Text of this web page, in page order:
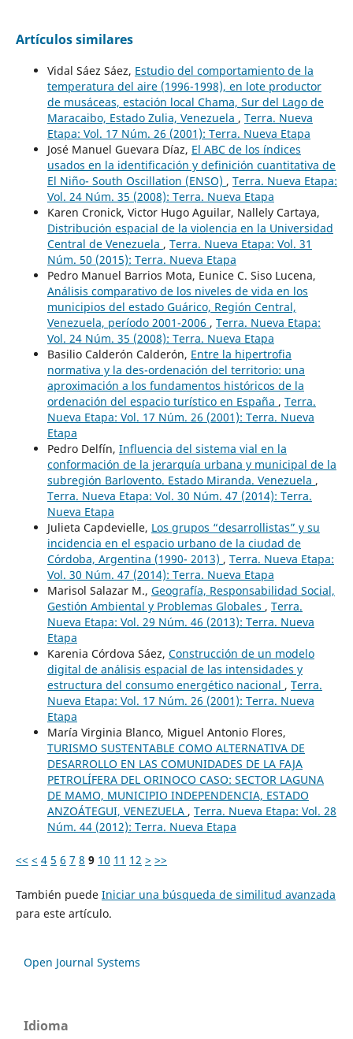
Artículos similares
Vidal Sáez Sáez, Estudio del comportamiento de la
temperatura del aire (1996-1998), en lote productor
de musáceas, estación local Chama, Sur del Lago de
Maracaibo, Estado Zulia, Venezuela , Terra. Nueva
Etapa: Vol. 17 Núm. 26 (2001): Terra. Nueva Etapa
José Manuel Guevara Díaz, El ABC de los índices
usados en la identificación y definición cuantitativa de
El Niño- South Oscillation (ENSO) , Terra. Nueva Etapa:
Vol. 24 Núm. 35 (2008): Terra. Nueva Etapa
Karen Cronick, Victor Hugo Aguilar, Nallely Cartaya,
Distribución espacial de la violencia en la Universidad
Central de Venezuela , Terra. Nueva Etapa: Vol. 31
Núm. 50 (2015): Terra. Nueva Etapa
Pedro Manuel Barrios Mota, Eunice C. Siso Lucena,
Análisis comparativo de los niveles de vida en los
municipios del estado Guárico, Región Central,
Venezuela, período 2001-2006 , Terra. Nueva Etapa:
Vol. 24 Núm. 35 (2008): Terra. Nueva Etapa
Basilio Calderón Calderón, Entre la hipertrofia
normativa y la des-ordenación del territorio: una
aproximación a los fundamentos históricos de la
ordenación del espacio turístico en España , Terra.
Nueva Etapa: Vol. 17 Núm. 26 (2001): Terra. Nueva
Etapa
Pedro Delfín, Influencia del sistema vial en la
conformación de la jerarquía urbana y municipal de la
subregión Barlovento. Estado Miranda. Venezuela ,
Terra. Nueva Etapa: Vol. 30 Núm. 47 (2014): Terra.
Nueva Etapa
Julieta Capdevielle, Los grupos “desarrollistas” y su
incidencia en el espacio urbano de la ciudad de
Córdoba, Argentina (1990- 2013) , Terra. Nueva Etapa:
Vol. 30 Núm. 47 (2014): Terra. Nueva Etapa
Marisol Salazar M., Geografía, Responsabilidad Social,
Gestión Ambiental y Problemas Globales , Terra.
Nueva Etapa: Vol. 29 Núm. 46 (2013): Terra. Nueva
Etapa
Karenia Córdova Sáez, Construcción de un modelo
digital de análisis espacial de las intensidades y
estructura del consumo energético nacional , Terra.
Nueva Etapa: Vol. 17 Núm. 26 (2001): Terra. Nueva
Etapa
María Virginia Blanco, Miguel Antonio Flores,
TURISMO SUSTENTABLE COMO ALTERNATIVA DE
DESARROLLO EN LAS COMUNIDADES DE LA FAJA
PETROLÍFERA DEL ORINOCO CASO: SECTOR LAGUNA
DE MAMO, MUNICIPIO INDEPENDENCIA, ESTADO
ANZOÁTEGUI, VENEZUELA , Terra. Nueva Etapa: Vol. 28
Núm. 44 (2012): Terra. Nueva Etapa
<< < 4 5 6 7 8 9 10 11 12 > >>
También puede Iniciar una búsqueda de similitud avanzada
para este artículo.
Open Journal Systems
Idioma